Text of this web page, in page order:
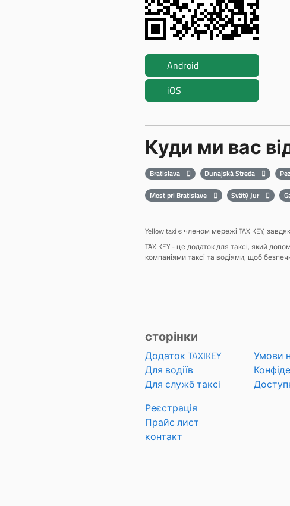
Android
iOS
Куди ми вас
Bratislava Dunajská Streda
Most pri Bratislave
Svätý Jur
Yellow taxi є членом мережі TAXIKEY,
TAXIKEY - це додаток для таксі, який
компаніями таксі та водіями, щоб
сторінки
Додаток TAXIKEY
Для водіїв
Для служб таксі
Реєстрація
Прайс лист
контакт
Умови